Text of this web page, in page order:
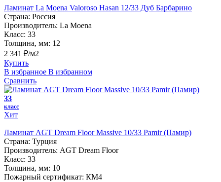
Ламинат La Moena Valoroso Hasan 12/33 Дуб Барбарино
Страна: Россия
Производитель: La Moena
Класс: 33
Толщина, мм: 12
2 341 ₽/м2
Купить
В избранное В избранном
Сравнить
33
класс
Хит
Ламинат AGT Dream Floor Massive 10/33 Pamir (Памир)
Страна: Турция
Производитель: AGT Dream Floor
Класс: 33
Толщина, мм: 10
Пожарный сертификат: КМ4